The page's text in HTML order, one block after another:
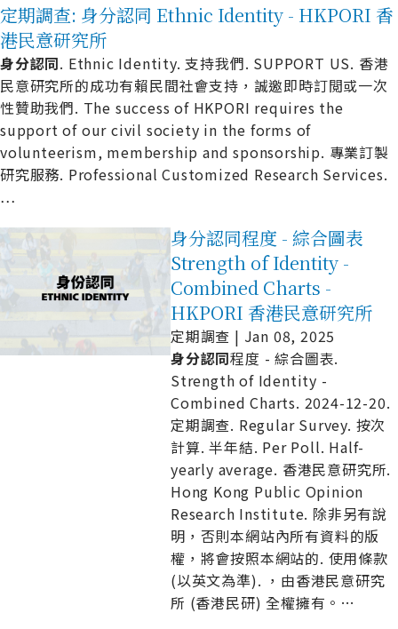
定期調查: 身分認同 Ethnic Identity - HKPORI 香
港民意研究所
身分認同. Ethnic Identity. 支持我們. SUPPORT US. 香港
民意研究所的成功有賴民間社會支持，誠邀即時訂閲或一次
性贊助我們. The success of HKPORI requires the
support of our civil society in the forms of
volunteerism, membership and sponsorship. 專業訂製
研究服務. Professional Customized Research Services.
…
身分認同程度 - 綜合圖表
Strength of Identity -
Combined Charts -
HKPORI 香港民意研究所
定期調查 | Jan 08, 2025
身分認同程度 - 綜合圖表.
Strength of Identity -
Combined Charts. 2024-12-20.
定期調查. Regular Survey. 按次
計算. 半年結. Per Poll. Half-
yearly average. 香港民意研究所.
Hong Kong Public Opinion
Research Institute. 除非另有說
明，否則本網站內所有資料的版
權，將會按照本網站的. 使用條款
(以英文為準). ，由香港民意研究
所 (香港民研) 全權擁有。 …